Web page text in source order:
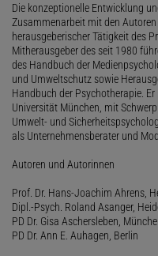
Die konzeptionelle Entwicklung
Zusammenarbeit mit den
herausgeberischer Tätigkeit des
Mitherausgeber des seit 1980
des Handbuch der
und Umweltschutz sowie
Handbuch der Psychotherapie.
Universität München, mit
Umwelt- und
als Unternehmensberater und
Autoren und Autorinnen
Prof. Dr. Hans-Joachim Ahrens,
Dipl.-Psych. Roland Asanger,
PD Dr. Gisa Aschersleben,
PD Dr. Ann E. Auhagen, Berlin